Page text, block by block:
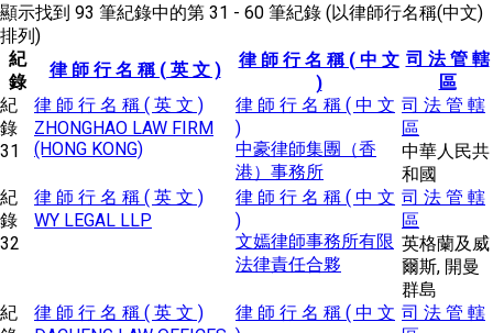
顯示找到 93 筆紀錄中的第 31 - 60 筆紀錄 (以律師行名稱(中文)
排列)
紀
錄
律 師 行 名 稱 ( 英 文 )
律 師 行 名 稱 ( 中 文
)
司 法 管 轄
區
紀
錄
31
律 師 行 名 稱 ( 英 文 )
ZHONGHAO LAW FIRM
(HONG KONG)
律 師 行 名 稱 ( 中 文
)
中豪律師集團（香
港）事務所
司 法 管 轄
區
中華人民共
和國
紀
錄
32
律 師 行 名 稱 ( 英 文 )
WY LEGAL LLP
律 師 行 名 稱 ( 中 文
)
文嫣律師事務所有限
法律責任合夥
司 法 管 轄
區
英格蘭及威
爾斯, 開曼
群島
紀
律 師 行 名 稱 ( 英 文 )
律 師 行 名 稱 ( 中 文 司 法 管 轄